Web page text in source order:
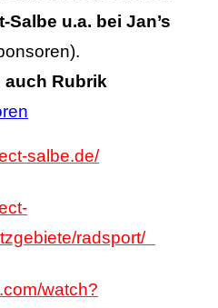
Salbe u.a. bei Jan’s
auch Rubrik
salbe.de/
radsport/
watch?